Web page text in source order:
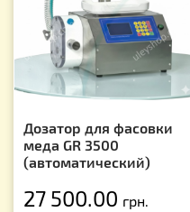
Дозатор для фасовки
меда GR 3500
(автоматический)
27 500.00 грн.